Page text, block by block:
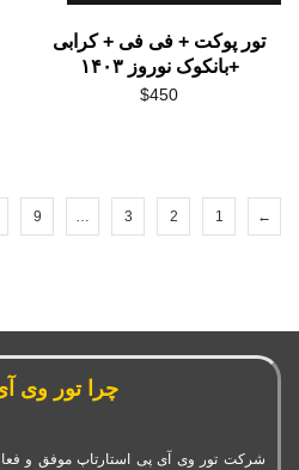
تور پوکت + فی فی + کرابی
+بانکوک نوروز ۱۴۰۳
$450
←
1
2
3
9
چرا تور وی
شرکت تور وی آی پی استارتاپ موفق و